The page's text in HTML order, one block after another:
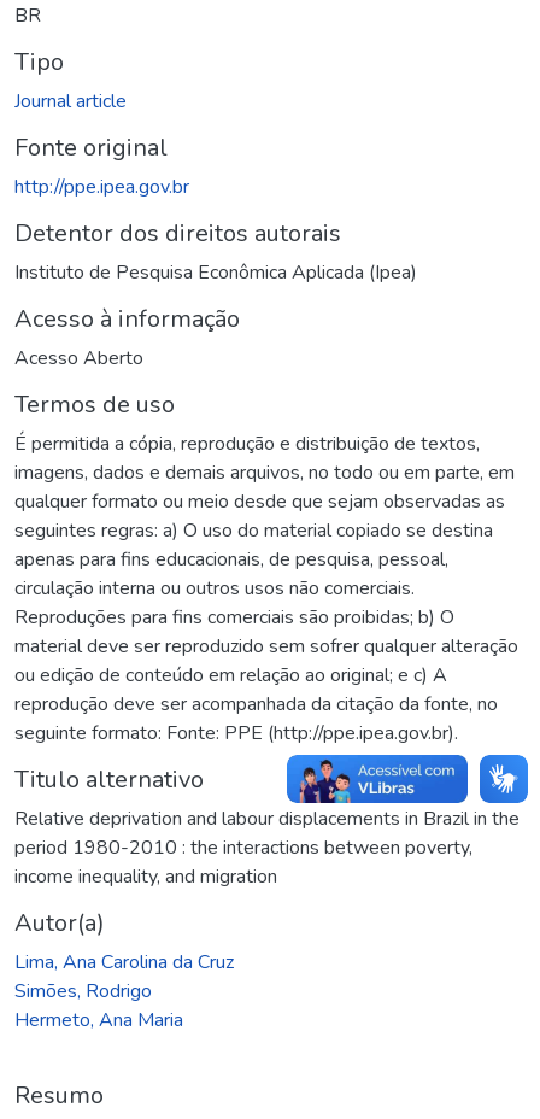
BR
Tipo
Journal article
Fonte original
http://ppe.ipea.gov.br
Detentor dos direitos autorais
Instituto de Pesquisa Econômica Aplicada (Ipea)
Acesso à informação
Acesso Aberto
Termos de uso
É permitida a cópia, reprodução e distribuição de textos,
imagens, dados e demais arquivos, no todo ou em parte, em
qualquer formato ou meio desde que sejam observadas as
seguintes regras: a) O uso do material copiado se destina
apenas para fins educacionais, de pesquisa, pessoal,
circulação interna ou outros usos não comerciais.
Reproduções para fins comerciais são proibidas; b) O
material deve ser reproduzido sem sofrer qualquer alteração
ou edição de conteúdo em relação ao original; e c) A
reprodução deve ser acompanhada da citação da fonte, no
seguinte formato: Fonte: PPE (http://ppe.ipea.gov.br).
Titulo alternativo
Relative deprivation and labour displacements in Brazil in the
period 1980-2010 : the interactions between poverty,
income inequality, and migration
Autor(a)
Lima, Ana Carolina da Cruz
Simões, Rodrigo
Hermeto, Ana Maria
Resumo